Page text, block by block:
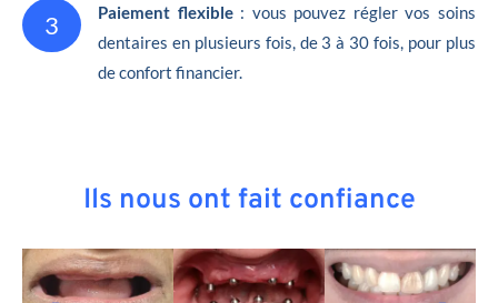
3 Paiement flexible: vous pouvez régler vos soins
dentaires en plusieurs fois, de 3 à 30 fois, pour plus
de confort financier.
Ils nous ont fait confiance